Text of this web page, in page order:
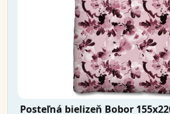
Posteľná bielizeň Bobor